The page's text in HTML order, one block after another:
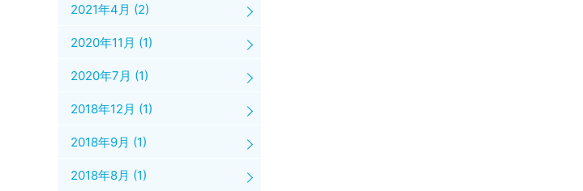
2021年4月 (2)
2020年11月 (1)
2020年7月 (1)
2018年12月 (1)
2018年9月 (1)
2018年8月 (1)